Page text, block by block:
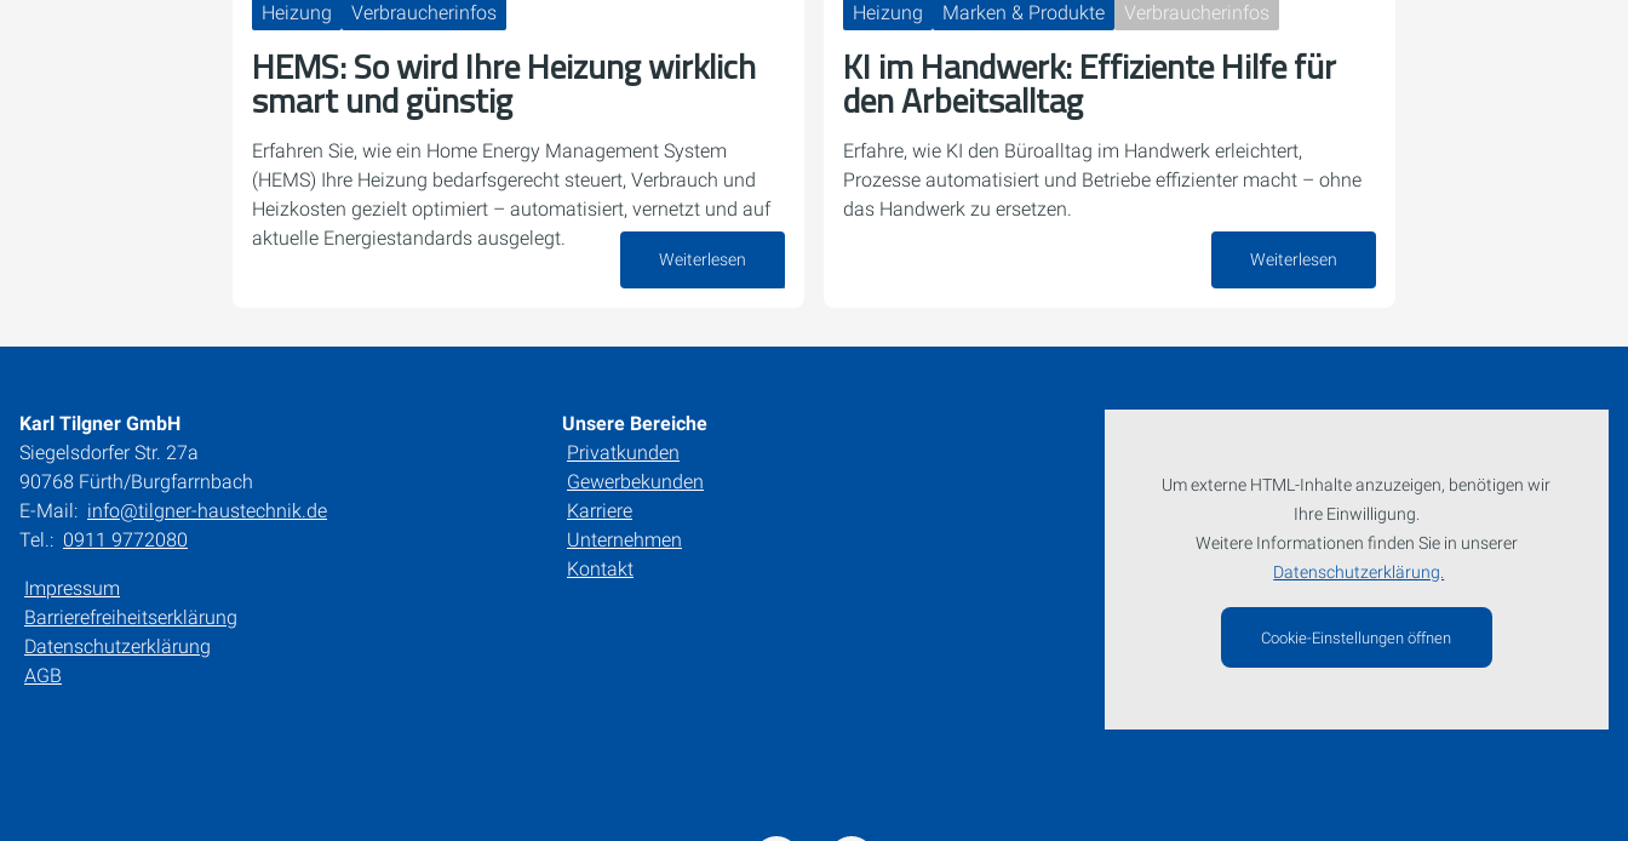
Heizung Verbraucherinfos
HEMS: So wird Ihre Heizung wirklich
smart und günstig
Erfahren Sie, wie ein Home Energy Management System
(HEMS) Ihre Heizung bedarfsgerecht steuert, Verbrauch und
Heizkosten gezielt optimiert – automatisiert, vernetzt und auf
aktuelle Energiestandards ausgelegt.
Weiterlesen
Heizung Marken & Produkte Verbraucherinfos
KI im Handwerk: Effiziente Hilfe für
den Arbeitsalltag
Erfahre, wie KI den Büroalltag im Handwerk erleichtert,
Prozesse automatisiert und Betriebe effizienter macht – ohne
das Handwerk zu ersetzen.
13. Februar 2026
Weiterlesen
Karl Tilgner GmbH
Siegelsdorfer Str. 27a
90768 Fürth/Burgfarrnbach
E-Mail: info@tilgner-haustechnik.de
Tel.: 0911 9772080
Impressum
Barrierefreiheitserklärung
Datenschutzerklärung
AGB
Unsere Bereiche
Privatkunden
Gewerbekunden
Karriere
Unternehmen
Kontakt
Um externe HTML-Inhalte anzuzeigen, benötigen wir
Ihre Einwilligung.
Weitere Informationen finden Sie in unserer
Datenschutzerklärung.
Cookie-Einstellungen öffnen